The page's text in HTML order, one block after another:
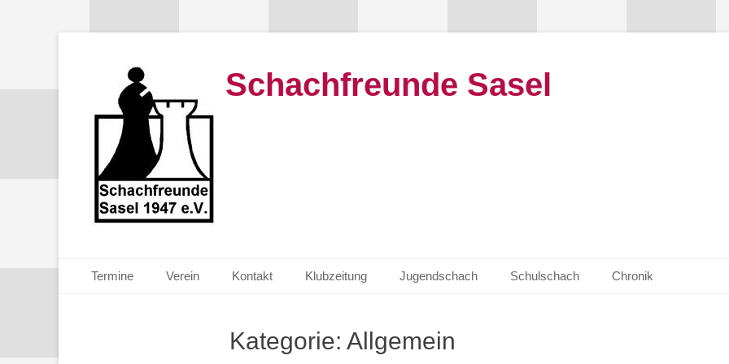
Schachfreunde Sasel
Primäres Menü
Inhalt
Termine Verein Kontakt Klubzeitung Jugendschach Schulschach Chronik
Kategorie: Allgemein